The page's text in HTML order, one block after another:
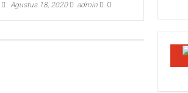
Agustus 18, 2020 admin 0